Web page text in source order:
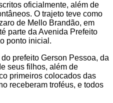
oficialmente, além de
O trajeto teve como
de Mello Brandão, em
parte da Avenida Prefeito
ponto inicial.
prefeito Gerson Pessoa, da
seus filhos, além de
primeiros colocados das
receberam troféus, e todos